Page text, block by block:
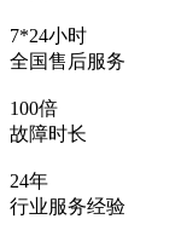
7*24小时
全国售后服务
100倍
故障时长
24年
行业服务经验